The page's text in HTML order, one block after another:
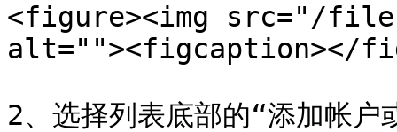
<figure><img src="/files/
alt=""><figcaption></
2、选择列表底部的“添加帐户